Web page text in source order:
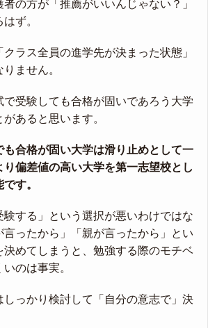
の方が「推薦がいいんじゃない？」
ず。
ラス全員の進学先が決まった状態」
ません。
で受験しても合格が固いであろう大学
あると思います。
も合格が固い大学は滑り止めとして一
偏差値の高い大学を第一志望校とし
す。
験する」という選択が悪いわけではな
言ったから」「親が言ったから」とい
決めてしまうと、勉強する際のモチベ
のは事実。
しっかり検討して「自分の意志で」決